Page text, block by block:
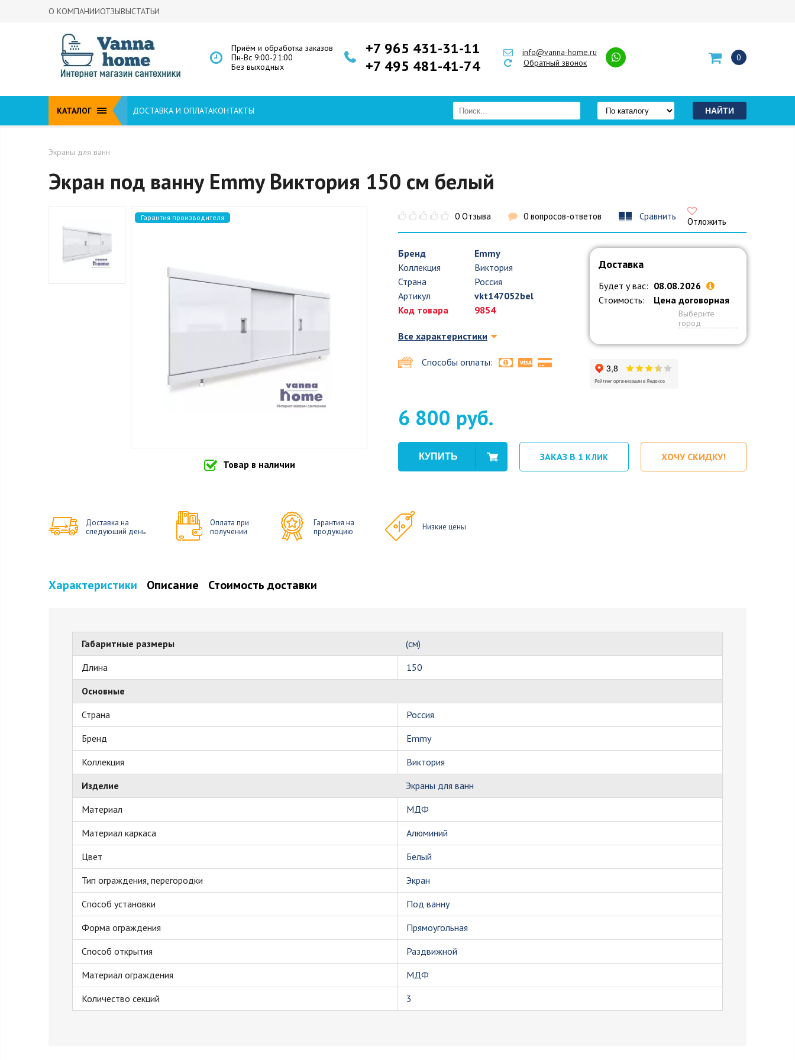
О КОМПАНИИОТЗЫВЫСТАТЬИ
Приём и обработка заказов
Пн-Вс 9:00-21:00
Без выходных
+7 965 431-31-11
+7 495 481-41-74
info@vanna-home.ru
Обратный звонок
0
КАТАЛОГ ДОСТАВКА И ОПЛАТАКОНТАКТЫ
Экраны для ванн
Экран под ванну Emmy Виктория 150 см белый
Гарантия производителя
Товар в наличии
0 Отзыва 0 вопросов-ответов Сравнить Отложить
Бренд
Emmy
Коллекция
Виктория
Страна
Россия
Артикул
vkt147052bel
Код товара
9854
Все характеристики
Способы оплаты:
Доставка
Будет у вас: 08.08.2026
Стоимость:
Цена договорная
Выберите
город
6 800 руб.
ЗАКАЗ В 1 КЛИК ХОЧУ СКИДКУ!
Доставка на
следующий день
Оплата при
получении
Гарантия на
продукцию
Низкие цены
Характеристики Описание Стоимость доставки
Габаритные размеры
(см)
Длина
150
Основные
Страна
Россия
Бренд
Emmy
Коллекция
Виктория
Изделие
Экраны для ванн
Материал
МДФ
Материал каркаса
Алюминий
Цвет
Белый
Тип ограждения, перегородки
Экран
Способ установки
Под ванну
Форма ограждения
Прямоугольная
Способ открытия
Раздвижной
Материал ограждения
МДФ
Количество секций
3